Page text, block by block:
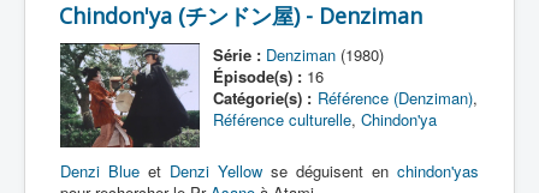
Lieu
Épisode
Référence
Fanservice
Chindon'ya (チンドン屋) - Denziman
Série : Denziman(1980)
Épisode(s) :16
Catégorie(s) : Référence (Denziman),
Référence culturelle, Chindon'ya
Denzi Blue et Denzi Yellow se déguisent en chindon'yas